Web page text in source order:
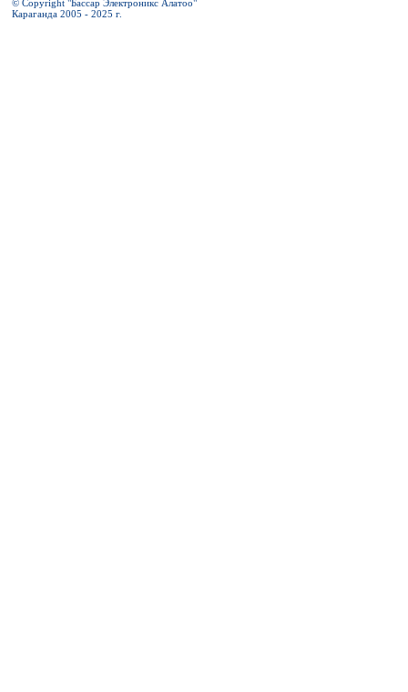
© Copyright "Бассар Электроникс Алатоо"
Караганда 2005 - 2025 г.